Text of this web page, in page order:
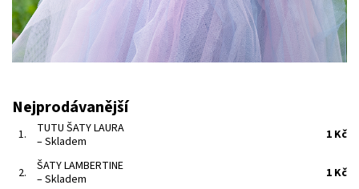
Nejprodávanější
1.
TUTU ŠATY LAURA
–Skladem 1 Kč
2.
ŠATY LAMBERTINE
–Skladem 1 Kč